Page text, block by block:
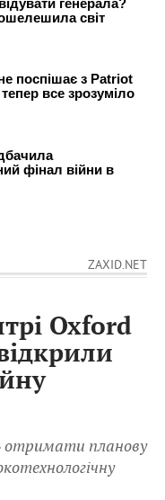
ZAXID.NET
Oxford
планову